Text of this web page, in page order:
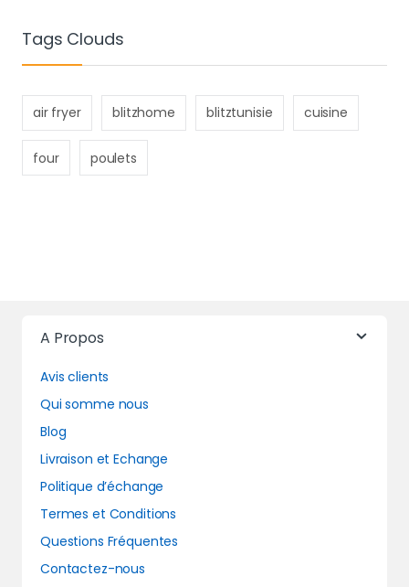
Tags Clouds
air fryer blitzhome blitztunisie cuisine
four poulets
A Propos
Avis clients
Qui somme nous
Blog
Livraison et Echange
Politique d’échange
Termes et Conditions
Questions Fréquentes
Contactez-nous